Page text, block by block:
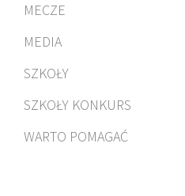
MECZE
MEDIA
SZKOŁY
SZKOŁY KONKURS
WARTO POMAGAĆ